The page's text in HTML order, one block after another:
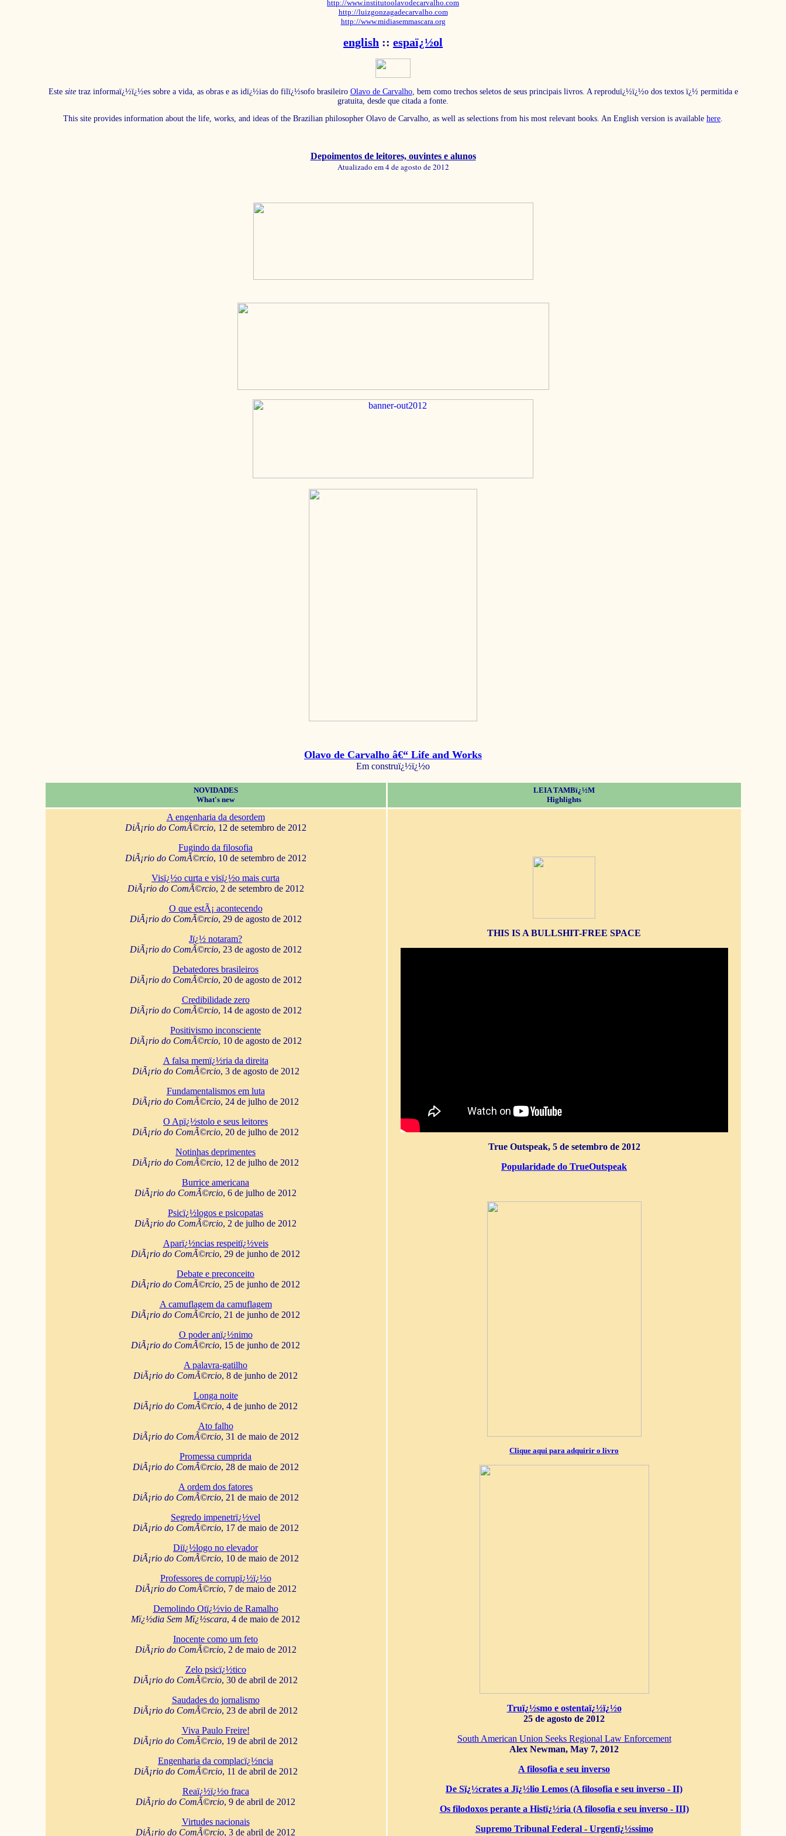
http://www.institutoolavodecarvalho.com
http://luizgonzagadecarvalho.com
http://www.midiasemmascara.org
english :: espaï¿½ol
Este sitetraz informaï¿½ï¿½es sobre a vida, as obras e as idï¿½ias do filï¿½sofo brasileiro Olavo de Carvalho, bem como trechos seletos de seus principais livros. A reproduï¿½ï¿½o dos textos ï¿½ permitida e
gratuita, desde que citada a fonte.
This site provides information about the life, works, and ideas of the Brazilian philosopher Olavo de Carvalho, as well as selections from his most relevant books. An English version is available here.
Depoimentos de leitores, ouvintes e alunos
Atualizado em 4 de agosto de 2012
Olavo de Carvalho â€“ Life and Works
Em construï¿½ï¿½o
NOVIDADES
What's new
LEIA TAMBï¿½M
Highlights
A engenharia da desordem
DiÃ¡rio do ComÃ©rcio, 12 de setembro de 2012
Fugindo da filosofia
DiÃ¡rio do ComÃ©rcio, 10 de setembro de 2012
Visï¿½o curta e visï¿½o mais curta
DiÃ¡rio do ComÃ©rcio, 2 de setembro de 2012
O que estÃ¡ acontecendo
DiÃ¡rio do ComÃ©rcio, 29 de agosto de 2012
Jï¿½ notaram?
DiÃ¡rio do ComÃ©rcio, 23 de agosto de 2012
Debatedores brasileiros
DiÃ¡rio do ComÃ©rcio, 20 de agosto de 2012
Credibilidade zero
DiÃ¡rio do ComÃ©rcio, 14 de agosto de 2012
Positivismo inconsciente
DiÃ¡rio do ComÃ©rcio, 10 de agosto de 2012
A falsa memï¿½ria da direita
DiÃ¡rio do ComÃ©rcio, 3 de agosto de 2012
Fundamentalismos em luta
DiÃ¡rio do ComÃ©rcio, 24 de julho de 2012
O Apï¿½stolo e seus leitores
DiÃ¡rio do ComÃ©rcio, 20 de julho de 2012
Notinhas deprimentes
DiÃ¡rio do ComÃ©rcio, 12 de julho de 2012
Burrice americana
DiÃ¡rio do ComÃ©rcio, 6 de julho de 2012
Psicï¿½logos e psicopatas
DiÃ¡rio do ComÃ©rcio, 2 de julho de 2012
Aparï¿½ncias respeitï¿½veis
DiÃ¡rio do ComÃ©rcio, 29 de junho de 2012
Debate e preconceito
DiÃ¡rio do ComÃ©rcio, 25 de junho de 2012
A camuflagem da camuflagem
DiÃ¡rio do ComÃ©rcio, 21 de junho de 2012
O poder anï¿½nimo
DiÃ¡rio do ComÃ©rcio, 15 de junho de 2012
A palavra-gatilho
DiÃ¡rio do ComÃ©rcio, 8 de junho de 2012
Longa noite
DiÃ¡rio do ComÃ©rcio, 4 de junho de 2012
Ato falho
DiÃ¡rio do ComÃ©rcio, 31 de maio de 2012
Promessa cumprida
DiÃ¡rio do ComÃ©rcio, 28 de maio de 2012
A ordem dos fatores
DiÃ¡rio do ComÃ©rcio, 21 de maio de 2012
Segredo impenetrï¿½vel
DiÃ¡rio do ComÃ©rcio, 17 de maio de 2012
Diï¿½logo no elevador
DiÃ¡rio do ComÃ©rcio, 10 de maio de 2012
Professores de corrupï¿½ï¿½o
DiÃ¡rio do ComÃ©rcio, 7 de maio de 2012
Demolindo Otï¿½vio de Ramalho
Mï¿½dia Sem Mï¿½scara, 4 de maio de 2012
Inocente como um feto
DiÃ¡rio do ComÃ©rcio, 2 de maio de 2012
Zelo psicï¿½tico
DiÃ¡rio do ComÃ©rcio, 30 de abril de 2012
Saudades do jornalismo
DiÃ¡rio do ComÃ©rcio, 23 de abril de 2012
Viva Paulo Freire!
DiÃ¡rio do ComÃ©rcio, 19 de abril de 2012
Engenharia da complacï¿½ncia
DiÃ¡rio do ComÃ©rcio, 11 de abril de 2012
Reaï¿½ï¿½o fraca
DiÃ¡rio do ComÃ©rcio, 9 de abril de 2012
Virtudes nacionais
DiÃ¡rio do ComÃ©rcio, 3 de abril de 2012
THIS IS A BULLSHIT-FREE SPACE
True Outspeak, 5 de setembro de 2012
Popularidade do TrueOutspeak
Clique aqui para adquirir o livro
Truï¿½smo e ostentaï¿½ï¿½o
25 de agosto de 2012
South American Union Seeks Regional Law Enforcement
Alex Newman, May 7, 2012
A filosofia e seu inverso
De Sï¿½crates a Jï¿½lio Lemos (A filosofia e seu inverso - II)
Os filodoxos perante a Histï¿½ria (A filosofia e seu inverso - III)
Supremo Tribunal Federal - Urgentï¿½ssimo